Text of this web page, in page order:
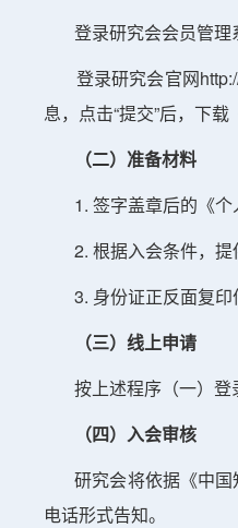
登录研究会会员管理
登录研究会官网http://
息，点击“提交”后，下载
（二）准备材料
1. 签字盖章后的《个
2. 根据入会条件，提
3. 身份证正反面复印
（三）线上申请
按上述程序（一）登
（四）入会审核
研究会将依据《中国
电话形式告知。